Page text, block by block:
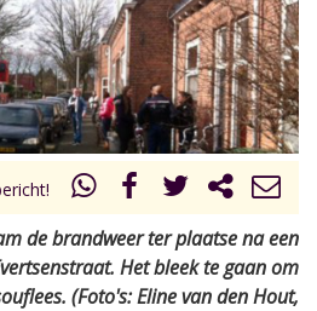
de brandweer ter plaatse na een
Het bleek te gaan om
(Foto's: Eline van den Hout,